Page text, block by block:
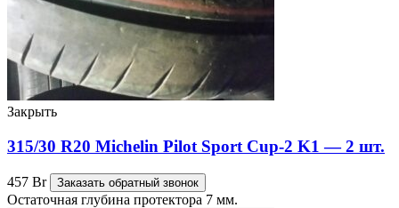
Закрыть
315/30 R20 Michelin Pilot Sport Cup-2 K1 — 2 шт.
457 Br Заказать обратный звонок
Остаточная глубина протектора 7 мм.